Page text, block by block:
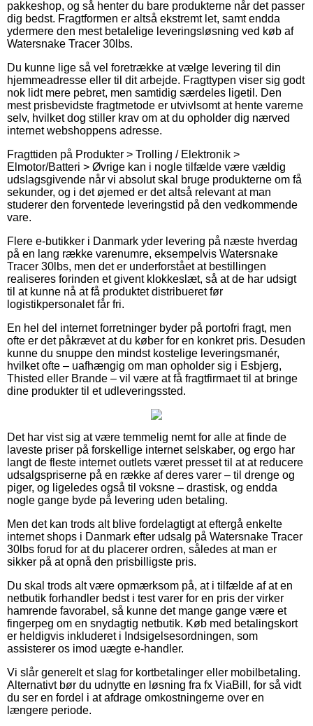
pakkeshop, og så henter du bare produkterne når det passer
dig bedst. Fragtformen er altså ekstremt let, samt endda
ydermere den mest betalelige leveringsløsning ved køb af
Watersnake Tracer 30lbs.
Du kunne lige så vel foretrække at vælge levering til din
hjemmeadresse eller til dit arbejde. Fragttypen viser sig godt
nok lidt mere pebret, men samtidig særdeles ligetil. Den
mest prisbevidste fragtmetode er utvivlsomt at hente varerne
selv, hvilket dog stiller krav om at du opholder dig nærved
internet webshoppens adresse.
Fragttiden på Produkter > Trolling / Elektronik >
Elmotor/Batteri > Øvrige kan i nogle tilfælde være vældig
udslagsgivende når vi absolut skal bruge produkterne om få
sekunder, og i det øjemed er det altså relevant at man
studerer den forventede leveringstid på den vedkommende
vare.
Flere e-butikker i Danmark yder levering på næste hverdag
på en lang række varenumre, eksempelvis Watersnake
Tracer 30lbs, men det er underforstået at bestillingen
realiseres forinden et givent klokkeslæt, så at de har udsigt
til at kunne nå at få produktet distribueret før
logistikpersonalet får fri.
En hel del internet forretninger byder på portofri fragt, men
ofte er det påkrævet at du køber for en konkret pris. Desuden
kunne du snuppe den mindst kostelige leveringsmanér,
hvilket ofte – uafhængig om man opholder sig i Esbjerg,
Thisted eller Brande – vil være at få fragtfirmaet til at bringe
dine produkter til et udleveringssted.
Det har vist sig at være temmelig nemt for alle at finde de
laveste priser på forskellige internet selskaber, og ergo har
langt de fleste internet outlets været presset til at at reducere
udsalgspriserne på en række af deres varer – til drenge og
piger, og ligeledes også til voksne – drastisk, og endda
nogle gange byde på levering uden betaling.
Men det kan trods alt blive fordelagtigt at eftergå enkelte
internet shops i Danmark efter udsalg på Watersnake Tracer
30lbs forud for at du placerer ordren, således at man er
sikker på at opnå den prisbilligste pris.
Du skal trods alt være opmærksom på, at i tilfælde af at en
netbutik forhandler bedst i test varer for en pris der virker
hamrende favorabel, så kunne det mange gange være et
fingerpeg om en snydagtig netbutik. Køb med betalingskort
er heldigvis inkluderet i Indsigelsesordningen, som
assisterer os imod uægte e-handler.
Vi slår generelt et slag for kortbetalinger eller mobilbetaling.
Alternativt bør du udnytte en løsning fra fx ViaBill, for så vidt
du ser en fordel i at afdrage omkostningerne over en
længere periode.